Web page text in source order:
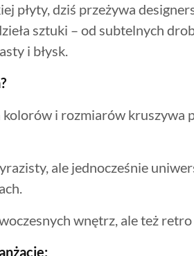
płyty, dziś przeżywa
sztuki – od subtelnych
i błysk.
kolorów i rozmiarów kruszywa
ale jednocześnie
wnętrz, ale też